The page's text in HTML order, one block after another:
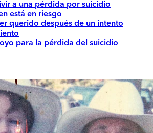
a una pérdida por suicidio
está en riesgo
querido después de un intento
para la pérdida del suicidio